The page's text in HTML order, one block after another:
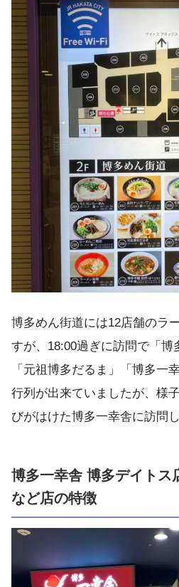
博多めん街道には12店舗のラ
すが、18:00過ぎに訪問で「博
「元祖博多だるま」「博多一
行列が出来ていましたが、様
びがはけた博多一幸舎に訪問
博多一幸舎 博多デイトス
など店の特徴